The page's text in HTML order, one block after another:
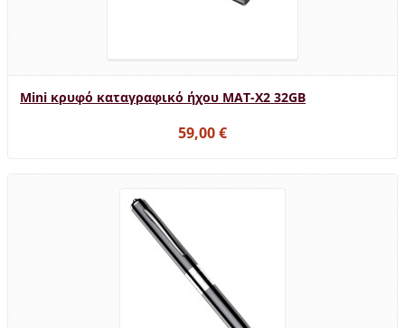
Mini κρυφό καταγραφικό ήχου MAT-X2 32GB
59,00 €